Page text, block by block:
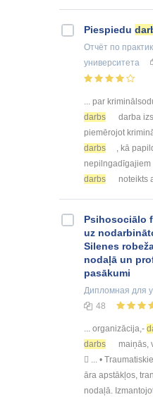
Piespiedu
Отчёт по
университета
... par
darbs
darba
piemērojot
darbs
, kā
nepilngadīgajiem
darbs
noteikts
Psihosociālo
uz
Silenes
nodaļā un
pasākumi
Дипломная для
48
... organizācija,-
darbs
maiņās,
 ... •
āra apstākļos,
nodaļā.